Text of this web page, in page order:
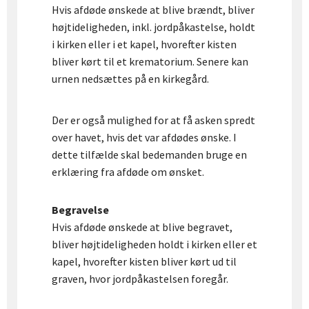
Hvis afdøde ønskede at blive brændt, bliver
højtideligheden, inkl. jordpåkastelse, holdt
i kirken eller i et kapel, hvorefter kisten
bliver kørt til et krematorium. Senere kan
urnen nedsættes på en kirkegård.
Der er også mulighed for at få asken spredt
over havet, hvis det var afdødes ønske. I
dette tilfælde skal bedemanden bruge en
erklæring fra afdøde om ønsket.
Begravelse
Hvis afdøde ønskede at blive begravet,
bliver højtideligheden holdt i kirken eller et
kapel, hvorefter kisten bliver kørt ud til
graven, hvor jordpåkastelsen foregår.